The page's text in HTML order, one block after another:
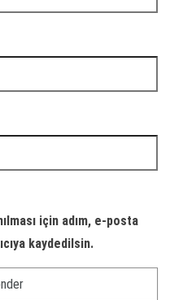
için adım, e-posta
kaydedilsin.